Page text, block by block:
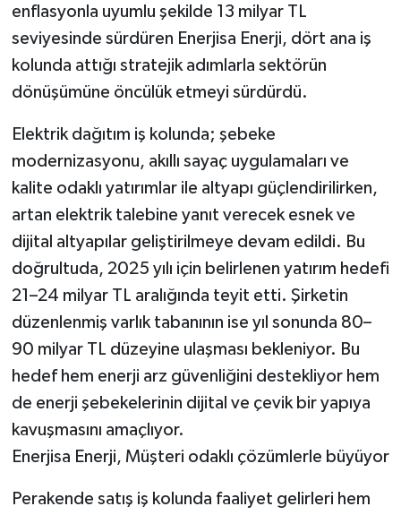
enflasyonla uyumlu şekilde 13 milyar TL
seviyesinde sürdüren Enerjisa Enerji, dört ana iş
kolunda attığı stratejik adımlarla sektörün
dönüşümüne öncülük etmeyi sürdürdü.
Elektrik dağıtım iş kolunda; şebeke
modernizasyonu, akıllı sayaç uygulamaları ve
kalite odaklı yatırımlar ile altyapı güçlendirilirken,
artan elektrik talebine yanıt verecek esnek ve
dijital altyapılar geliştirilmeye devam edildi. Bu
doğrultuda, 2025 yılı için belirlenen yatırım hedefi
21–24 milyar TL aralığında teyit etti. Şirketin
düzenlenmiş varlık tabanının ise yıl sonunda 80–
90 milyar TL düzeyine ulaşması bekleniyor. Bu
hedef hem enerji arz güvenliğini destekliyor hem
de enerji şebekelerinin dijital ve çevik bir yapıya
kavuşmasını amaçlıyor.
Enerjisa Enerji, Müşteri odaklı çözümlerle büyüyor
Perakende satış iş kolunda faaliyet gelirleri hem
Video Haber
Yeme-İçme
Yemek